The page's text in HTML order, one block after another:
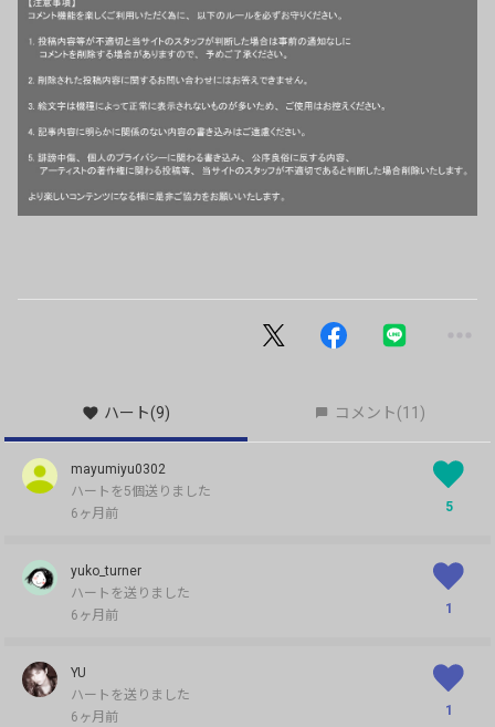
ハート(9) コメント(11)
mayumiyu0302
ハートを5個送りました
6ヶ月前
5
yuko_turner
ハートを送りました
6ヶ月前
1
YU
ハートを送りました
6ヶ月前
1